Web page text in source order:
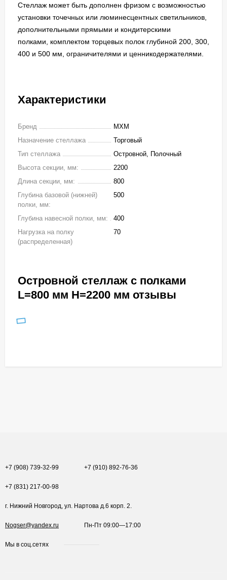
Стеллаж может быть дополнен фризом с возможностью
установки точечных или люминесцентных светильников,
дополнительными прямыми и кондитерскими
полками, комплектом торцевых полок глубиной 200, 300,
400 и 500 мм, ограничителями и ценникодержателями.
Характеристики
Бренд
МХМ
Назначение стеллажа
Торговый
Тип стеллажа
Островной, Полочный
Высота секции, мм:
2200
Длина секции, мм:
800
Глубина базовой (нижней)
полки, мм:
500
Глубина навесной полки, мм:
400
Нагрузка на полку
(распределенная)
70
Островной стеллаж с полками
L=800 мм H=2200 мм отзывы
+7 (908) 739-32-99 +7 (910) 892-76-36
+7 (831) 217-00-98
г. Нижний Новгород, ул. Нартова д.6 корп. 2.
Nogser@yandex.ru Пн-Пт 09:00—17:00
Мы в соц.сетях